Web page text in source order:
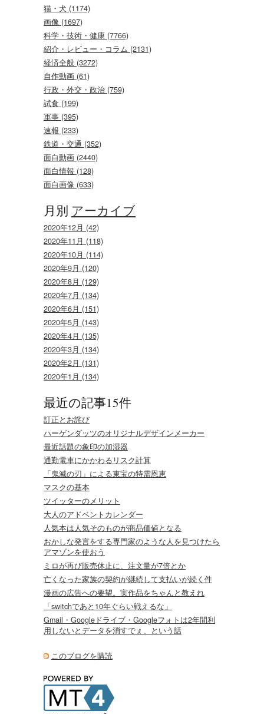
猫・犬 (1174)
画像 (1697)
科学・技術・健康 (7766)
紹介・レビュー・コラム (2131)
経済全般 (3272)
自作動画 (61)
行政・外交・政治 (759)
試食 (199)
軍事 (395)
速報 (233)
鉄道・交通 (352)
面白動画 (2440)
面白情報 (128)
面白画像 (633)
月別 アーカイブ
2020年12月 (42)
2020年11月 (118)
2020年10月 (114)
2020年9月 (120)
2020年8月 (129)
2020年7月 (134)
2020年6月 (151)
2020年5月 (143)
2020年4月 (135)
2020年3月 (134)
2020年2月 (131)
2020年1月 (134)
最近の記事15件
訂正とお詫び
ハーゲンダッツのオリジナルデザインメーカー
最近話題の象印の加湿器
通勤電車にかかわるリスク計算
「鬼滅の刃」による東宝の特需恩恵
マスクの基本
ツイッターのメリット
大人のアドベントカレンダー
人気本は人気そのものが商品価値となる
おかしな発言をする専門家のような人を見つけたら
アマゾンを使おう
ミロが再び販売休止に、注文量が7倍とか
亡くなった家族の契約が継続して支払いが続く件
漫画の広告への要望。実作品をちゃんと教えれ
「switchであと10年ぐらい戦えるな」
Gmail・Googleドライブ・Googleフォトは2年間利
用しないとデータを消すでぇ、という話
このブログを購読